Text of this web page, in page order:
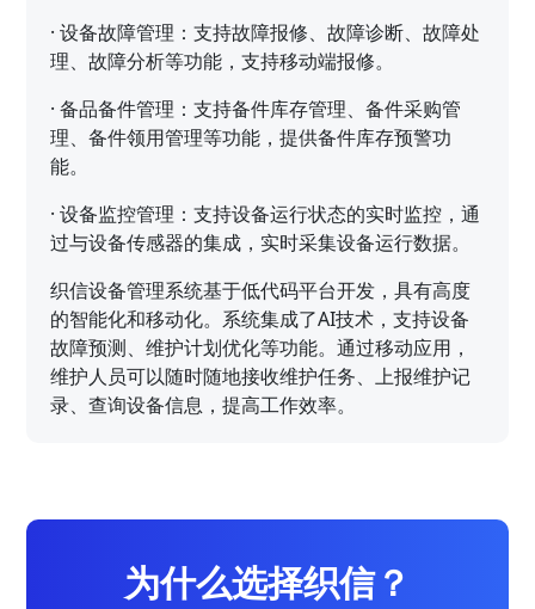
·设备故障管理：支持故障报修、故障诊断、故障处
理、故障分析等功能，支持移动端报修。
·备品备件管理：支持备件库存管理、备件采购管
理、备件领用管理等功能，提供备件库存预警功
能。
·设备监控管理：支持设备运行状态的实时监控，通
过与设备传感器的集成，实时采集设备运行数据。
织信设备管理系统基于低代码平台开发，具有高度
的智能化和移动化。系统集成了AI技术，支持设备
故障预测、维护计划优化等功能。通过移动应用，
维护人员可以随时随地接收维护任务、上报维护记
录、查询设备信息，提高工作效率。
为什么选择织信？